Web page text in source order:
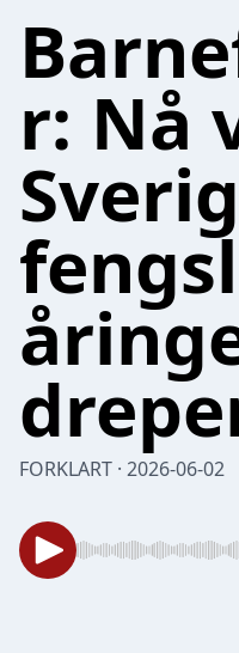
r: Nå
FORKLART · 2026-06-02